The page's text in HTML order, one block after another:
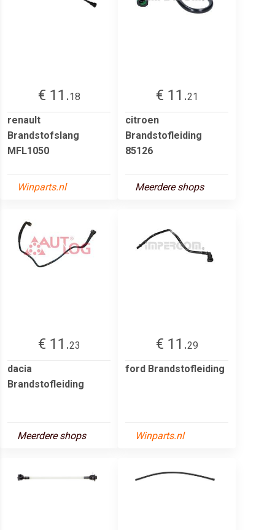
€ 11.18
renault
Brandstofslang
MFL1050
Winparts.nl
€ 11.21
citroen
Brandstofleiding
85126
Meerdere shops
€ 11.23
dacia
Brandstofleiding
Meerdere shops
€ 11.29
ford Brandstofleiding
Winparts.nl